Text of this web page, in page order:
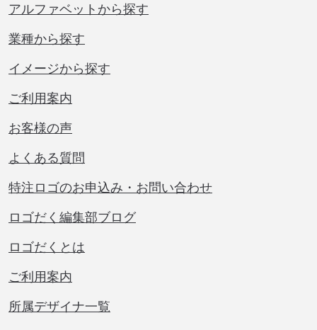
アルファベットから探す
業種から探す
イメージから探す
ご利用案内
お客様の声
よくある質問
特注ロゴのお申込み・お問い合わせ
ロゴだく編集部ブログ
ロゴだくとは
ご利用案内
所属デザイナ一覧